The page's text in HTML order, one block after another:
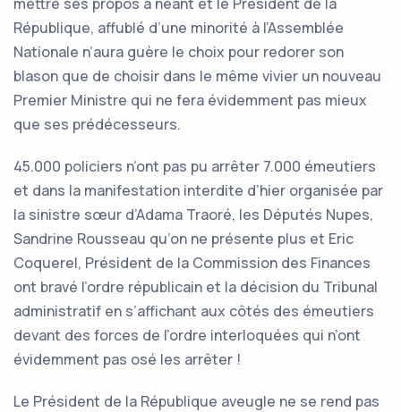
République, affublé d’une minorité à l’Assemblée
Nationale n’aura guère le choix pour redorer son
blason que de choisir dans le même vivier un nouveau
Premier Ministre qui ne fera évidemment pas mieux
que ses prédécesseurs.
45.000 policiers n’ont pas pu arrêter 7.000 émeutiers
et dans la manifestation interdite d’hier organisée par
la sinistre sœur d’Adama Traoré, les Députés Nupes,
Sandrine Rousseau qu’on ne présente plus et Eric
Coquerel, Président de la Commission des Finances
ont bravé l’ordre républicain et la décision du Tribunal
administratif en s’affichant aux côtés des émeutiers
devant des forces de l’ordre interloquées qui n’ont
évidemment pas osé les arrêter !
Le Président de la République aveugle ne se rend pas